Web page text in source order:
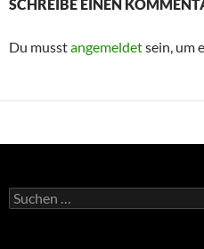
SCHREIBE EINEN
Du musstangemeldetsein, um
Suchen
nach: